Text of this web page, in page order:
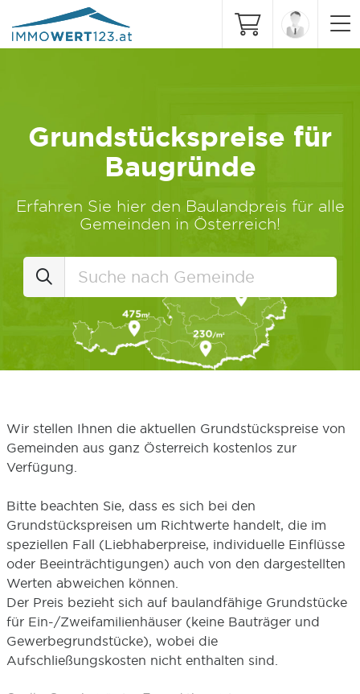
Grundstückspreise für
Baugründe
Erfahren Sie hier den Baulandpreis für alle
Gemeinden in Österreich!
Wir stellen Ihnen die aktuellen Grundstückspreise von
Gemeinden aus ganz Österreich kostenlos zur
Verfügung.
Bitte beachten Sie, dass es sich bei den
Grundstückspreisen um Richtwerte handelt, die im
speziellen Fall (Liebhaberpreise, individuelle Einflüsse
oder Beeinträchtigungen) auch von den dargestellten
Werten abweichen können.
Der Preis bezieht sich auf baulandfähige Grundstücke
für Ein-/Zweifamilienhäuser (keine Bauträger und
Gewerbegrundstücke), wobei die
Aufschließungskosten nicht enthalten sind.